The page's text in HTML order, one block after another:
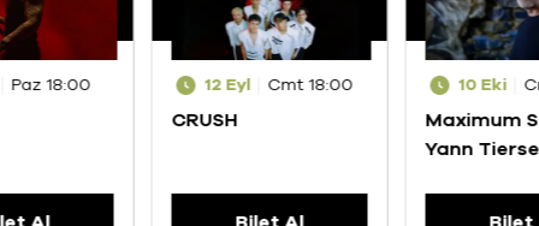
Paz 18:00 12 Eyl Cmt 18:00
CRUSH
10 Eki
Maximum
Yann